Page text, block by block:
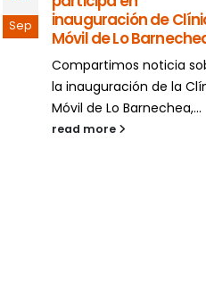
Sep
inauguración de
Móvil de Lo
Compartimos noticia
la inauguración de la
Móvil de Lo Barnechea,...
read more